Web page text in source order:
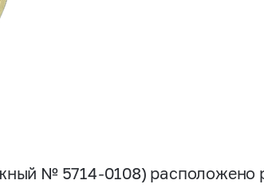
№ 5714-0108) расположено